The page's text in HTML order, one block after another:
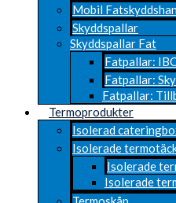
Mobil
Skyddspallar
Skyddspallar Fat
Fatpallar:
Fatpallar:
Fatpallar:
Termoprodukter
Isolerad
Isolerade
Isolerade
Isolerade